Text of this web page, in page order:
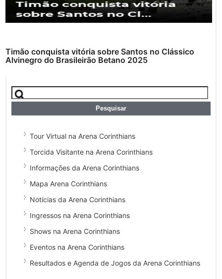
Timão conquista vitória sobre Santos no Clássico
Alvinegro do Brasileirão Betano 2025
Tour Virtual na Arena Corinthians
Torcida Visitante na Arena Corinthians
Informações da Arena Corinthians
Mapa Arena Corinthians
Notícias da Arena Corinthians
Ingressos na Arena Corinthians
Shows na Arena Corinthians
Eventos na Arena Corinthians
Resultados e Agenda de Jogos da Arena Corinthians